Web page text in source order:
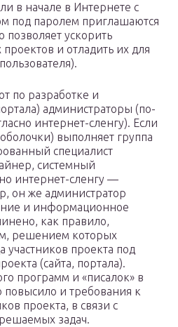
в начале в Интернете с
под паролем приглашаются
позволяет ускорить
и отладить их для
по разработке и
администраторы (по-
интернет-сленгу). Если
выполняет группа
специалист
системный
интернет-сленгу —
он же администратор
и информационное
как правило,
решением которых
участников проекта под
(сайта, портала).
программ и «писалок» в
повысило и требования к
проекта, в связи с
задач.